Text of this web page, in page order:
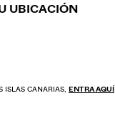
UBICACIÓN
ISLAS CANARIAS, ENTRA AQUÍ